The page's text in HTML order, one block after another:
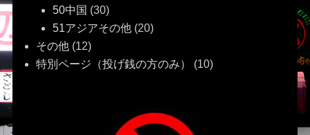
50中国 (30)
51アジアその他(20)
その他(12)
特別ページ（投げ銭の方のみ）
(10)